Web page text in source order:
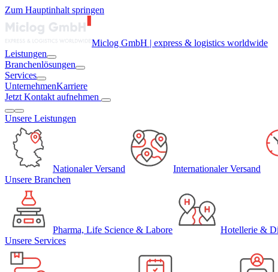
Zum Hauptinhalt springen
Miclog GmbH | express & logistics worldwide
Leistungen
Branchenlösungen
Services
UnternehmenKarriere
Jetzt Kontakt aufnehmen
Unsere Leistungen
Nationaler Versand Internationaler Versand
Unsere Branchen
Pharma, Life Science & Labore Hotellerie &
Unsere Services